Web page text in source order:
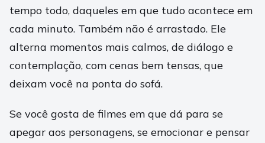
tempo todo, daqueles em que tudo acontece em
cada minuto. Também não é arrastado. Ele
alterna momentos mais calmos, de diálogo e
contemplação, com cenas bem tensas, que
deixam você na ponta do sofá.
Se você gosta de filmes em que dá para se
apegar aos personagens, se emocionar e pensar